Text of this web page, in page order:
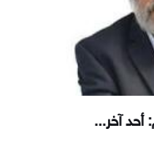
آخر...